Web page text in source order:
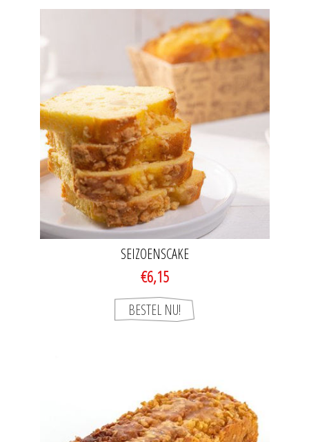
SEIZOENSCAKE
€6,15